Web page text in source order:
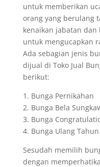
untuk memberikan
orang yang berulang
kenaikan jabatan dan
untuk mengucapkan
Ada sebagian jenis
dijual di Toko Jual
berikut:
1. Bunga Pernikahan
2. Bunga Bela
3. Bunga
4. Bunga Ulang
Sesudah memilih
dengan